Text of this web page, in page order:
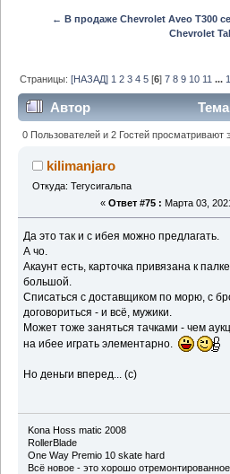
← В продаже Chevrolet Aveo T300
Chevrolet
Страницы:[НАЗАД] 1 2 3 4 5 [6]7 8 9 10 11 ...
Автор
(Прочитано 104728 раз)
0 Пользователей и 2 Гостей просматривают
kilimanjaro
Откуда: Тегусигальпа
« Ответ #75 : Марта 03,
Да это так и с ибея можно предлагать.
А чо.
Акаунт есть, карточка привязана к
большой.
Списаться с доставщиком по морю, с
договориться - и всё, мужики.
Может тоже заняться тачками - чем
на ибее играть элементарно.
Но деньги вперед... (с)
Kona Hoss matic 2008
RollerBlade
One Way Premio 10 skate hard
Всё новое - это хорошо